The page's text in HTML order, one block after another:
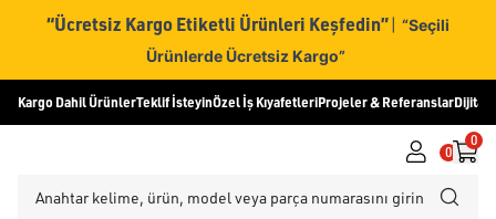
“Ücretsiz Kargo Etiketli Ürünleri Keşfedin” | “Seçili
Ürünlerde Ücretsiz Kargo”
Kargo Dahil ÜrünlerTeklif İsteyinÖzel İş KıyafetleriProjeler & ReferanslarDijital
0
0